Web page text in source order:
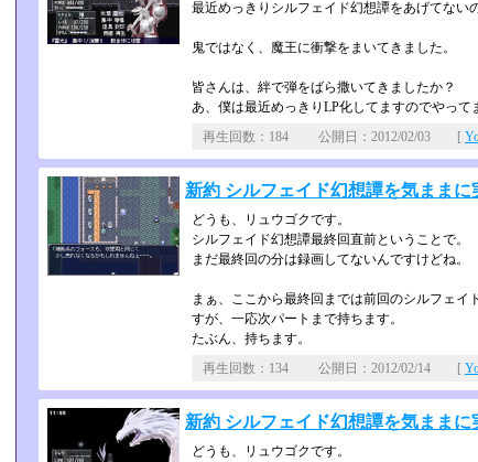
最近めっきりシルフェイド幻想譚をあげてない
鬼ではなく、魔王に衝撃をまいてきました。
皆さんは、絆で弾をばら撒いてきましたか？
あ、僕は最近めっきりLP化してますのでやって
再生回数：184 公開日：2012/02/03 [
新約 シルフェイド幻想譚を気まま
どうも、リュウゴクです。
シルフェイド幻想譚最終回直前ということで。
まだ最終回の分は録画してないんですけどね。
まぁ、ここから最終回までは前回のシルフェ
すが、一応次パートまで持ちます。
たぶん、持ちます。
再生回数：134 公開日：2012/02/14 [
新約 シルフェイド幻想譚を気まま
どうも、リュウゴクです。